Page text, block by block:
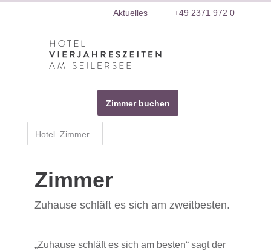
Aktuelles +49 2371 972 0
Hotel VierJahreszeiten
Zimmer buchen
Hotel Zimmer
Zimmer
Zuhause schläft es sich am zweitbesten.
„Zuhause schläft es sich am besten“ sagt der